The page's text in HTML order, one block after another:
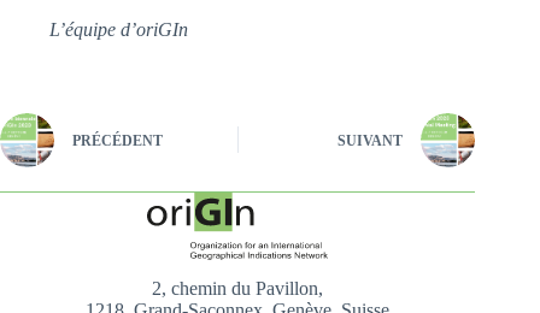
L’équipe d’oriGIn
PRÉCÉDENT SUIVANT
2, chemin du Pavillon,